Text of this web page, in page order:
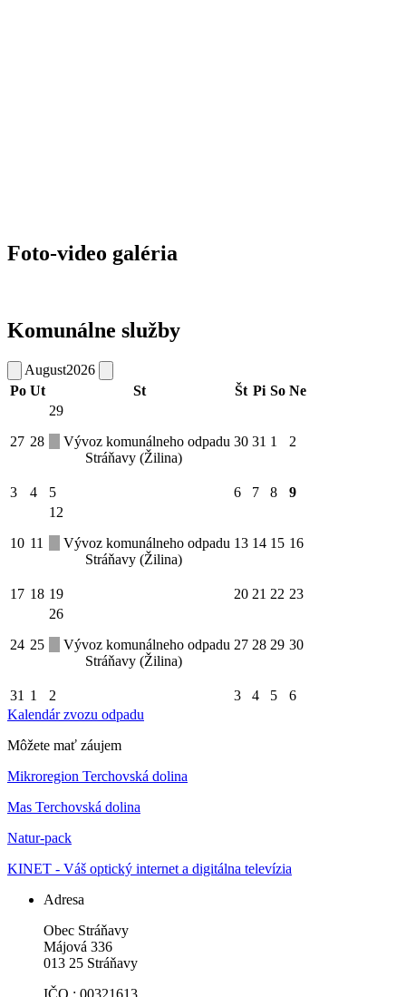
Foto-video galéria
Komunálne služby
August2026
Po Ut St Št Pi So Ne
27 28
29
Vývoz komunálneho odpadu
Stráňavy (Žilina)
30 31 1 2
3 4 5 6 7 8 9
10 11
12
Vývoz komunálneho odpadu
Stráňavy (Žilina)
13 14 15 16
17 18 19 20 21 22 23
24 25
26
Vývoz komunálneho odpadu
Stráňavy (Žilina)
27 28 29 30
31 1 2 3 4 5
6
Kalendár zvozu odpadu
Môžete mať záujem
Mikroregion Terchovská dolina
Mas Terchovská dolina
Natur-pack
KINET - Váš optický internet a digitálna televízia
Adresa
Obec Stráňavy
Májová 336
013 25 Stráňavy
IČO : 00321613